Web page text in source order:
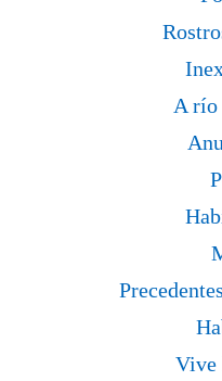
A río
Vive